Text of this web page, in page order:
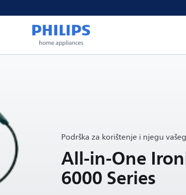
Podrška za korištenje i njegu
All-in-One
6000 Series